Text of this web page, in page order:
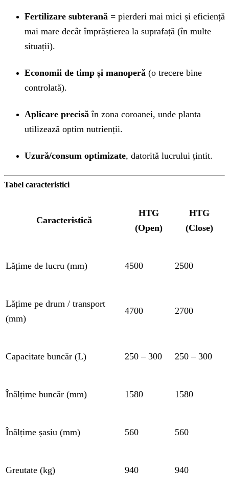
Fertilizare subterană = pierderi mai mici și eficiență
mai mare decât împrăștierea la suprafață (în multe
situații).
Economii de timp și manoperă (o trecere bine
controlată).
Aplicare precisă în zona coroanei, unde planta
utilizează optim nutrienții.
Uzură/consum optimizate, datorită lucrului țintit.
Tabel caracteristici
Caracteristică
HTG
(Open)
HTG
(Close)
Lățime de lucru (mm) 4500 2500
Lățime pe drum / transport
(mm)
4700 2700
Capacitate buncăr (L) 250 – 300 250 – 300
Înălțime buncăr (mm) 1580 1580
Înălțime șasiu (mm) 560 560
Greutate (kg) 940 940